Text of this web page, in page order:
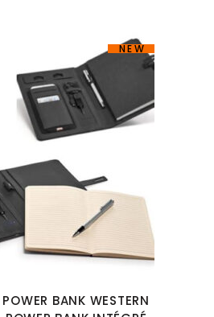
NEW
BANK WESTERN